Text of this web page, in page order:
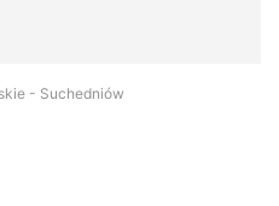
- Suchedniów